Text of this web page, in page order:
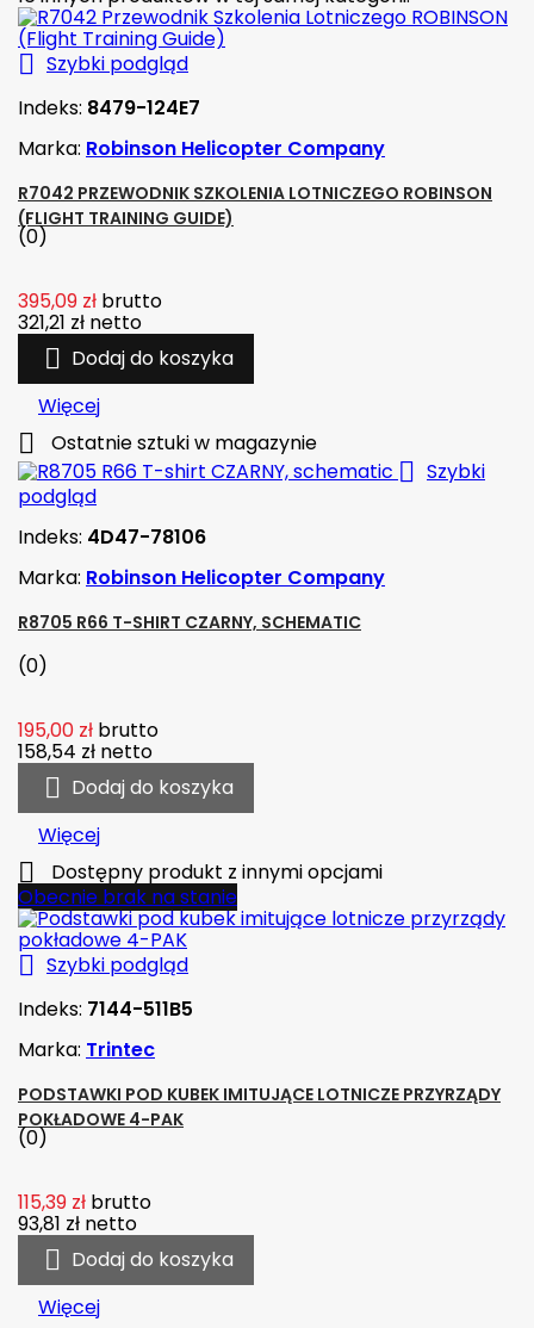
 Szybki podgląd
Indeks: 8479-124E7
Marka: Robinson Helicopter Company
R7042 PRZEWODNIK SZKOLENIA LOTNICZEGO ROBINSON
(FLIGHT TRAINING GUIDE)
(0)
395,09 zł brutto
321,21 zł netto
 Dodaj do koszyka
Więcej
 Ostatnie sztuki w magazynie
 Szybki
podgląd
Indeks: 4D47-78106
Marka: Robinson Helicopter Company
R8705 R66 T-SHIRT CZARNY, SCHEMATIC
(0)
195,00 zł brutto
158,54 zł netto
 Dodaj do koszyka
Więcej

Dostępny produkt z innymi opcjami
Obecnie brak na stanie
 Szybki podgląd
Indeks: 7144-511B5
Marka: Trintec
PODSTAWKI POD KUBEK IMITUJĄCE LOTNICZE PRZYRZĄDY
POKŁADOWE 4-PAK
(0)
115,39 zł brutto
93,81 zł netto
 Dodaj do koszyka
Więcej